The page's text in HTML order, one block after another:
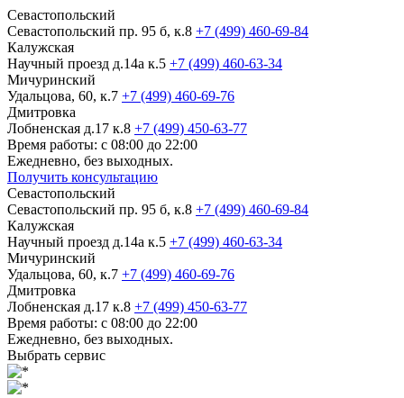
Севастопольский
Севастопольский пр. 95 б, к.8 +7 (499) 460-69-84
Калужская
Научный проезд д.14а к.5 +7 (499) 460-63-34
Мичуринский
Удальцова, 60, к.7 +7 (499) 460-69-76
Дмитровка
Лобненская д.17 к.8 +7 (499) 450-63-77
Время работы: с 08:00 до 22:00
Ежедневно, без выходных.
Получить консультацию
Севастопольский
Севастопольский пр. 95 б, к.8 +7 (499) 460-69-84
Калужская
Научный проезд д.14а к.5 +7 (499) 460-63-34
Мичуринский
Удальцова, 60, к.7 +7 (499) 460-69-76
Дмитровка
Лобненская д.17 к.8 +7 (499) 450-63-77
Время работы: с 08:00 до 22:00
Ежедневно, без выходных.
Выбрать сервис